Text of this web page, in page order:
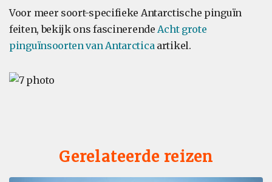
Voor meer soort-specifieke Antarctische pinguïn
feiten, bekijk ons fascinerendeAcht grote
pinguïnsoorten van Antarcticaartikel.
Gerelateerde reizen